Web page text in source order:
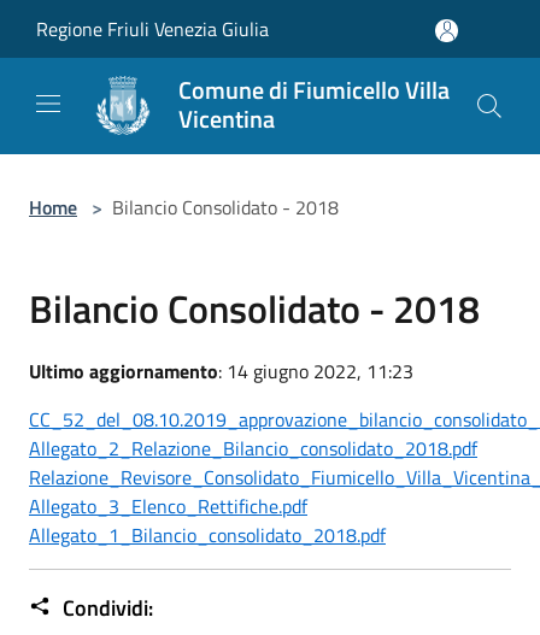
Regione Friuli Venezia Giulia
Comune di Fiumicello Villa
Vicentina
Home > Bilancio Consolidato - 2018
Bilancio Consolidato - 2018
Ultimo aggiornamento: 14 giugno 2022, 11:23
Allegato_2_Relazione_Bilancio_consolidato_2018.pdf
Allegato_3_Elenco_Rettifiche.pdf
Allegato_1_Bilancio_consolidato_2018.pdf
Condividi: